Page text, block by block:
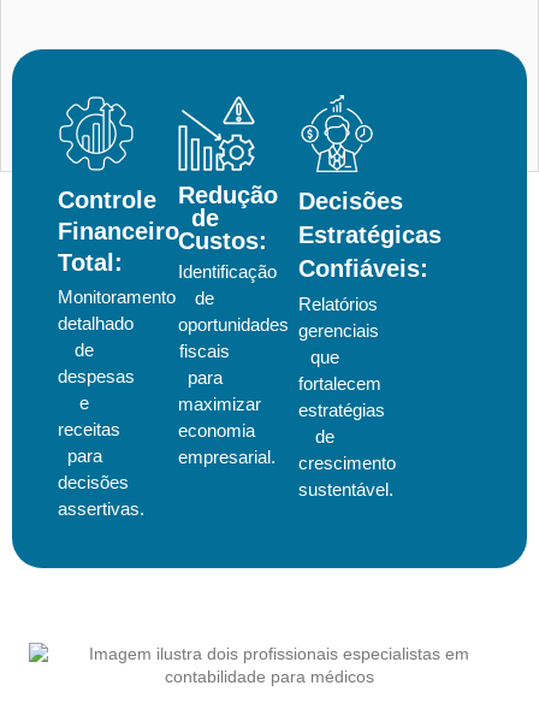
Controle
Financeiro
Total:
Monitoramento
detalhado
de
despesas
e
receitas
para
decisões
assertivas.
Redução
de
Custos:
Identificação
de
oportunidades
fiscais
para
maximizar
economia
empresarial.
Decisões
Estratégicas
Confiáveis:
Relatórios
gerenciais
que
fortalecem
estratégias
de
crescimento
sustentável.